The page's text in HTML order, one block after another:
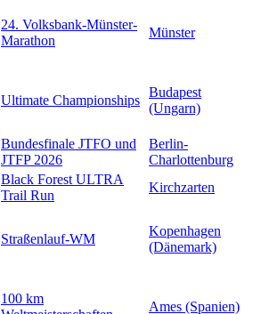
24. Volksbank-Münster-
Marathon
Münster
Ultimate Championships
Budapest
(Ungarn)
Bundesfinale JTFO und
JTFP 2026
Berlin-
Charlottenburg
Black Forest ULTRA
Trail Run
Kirchzarten
Straßenlauf-WM
Kopenhagen
(Dänemark)
100 km
Ames (Spanien)